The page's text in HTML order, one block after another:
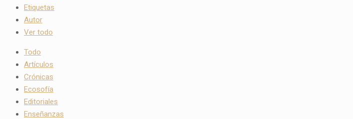
Etiquetas
Autor
Ver todo
Todo
Artículos
Crónicas
Ecosofía
Editoriales
Enseñanzas